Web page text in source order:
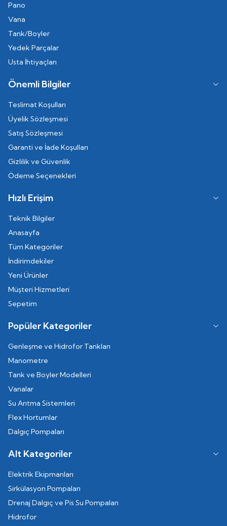
Pano
Vana
Tank/Boyler
Yedek Parçalar
Usta İhtiyaçları
Önemli Bilgiler
Teslimat Koşulları
Üyelik Sözleşmesi
Satış Sözleşmesi
Garanti ve İade Koşulları
Gizlilik ve Güvenlik
Ödeme Seçenekleri
Hızlı Erişim
Teknik Bilgiler
Anasayfa
Tüm Kategoriler
İndirimdekiler
Yeni Ürünler
Müşteri Hizmetleri
Sepetim
Popüler Kategoriler
Genleşme ve Hidrofor Tankları
Manometre
Tank ve Boyler Modelleri
Vanalar
Su Arıtma Sistemleri
Flex Hortumlar
Dalgıç Pompaları
Alt Kategoriler
Elektrik Ekipmanları
Sirkülasyon Pompaları
Drenaj Dalgıç ve Pis Su Pompaları
Hidrofor